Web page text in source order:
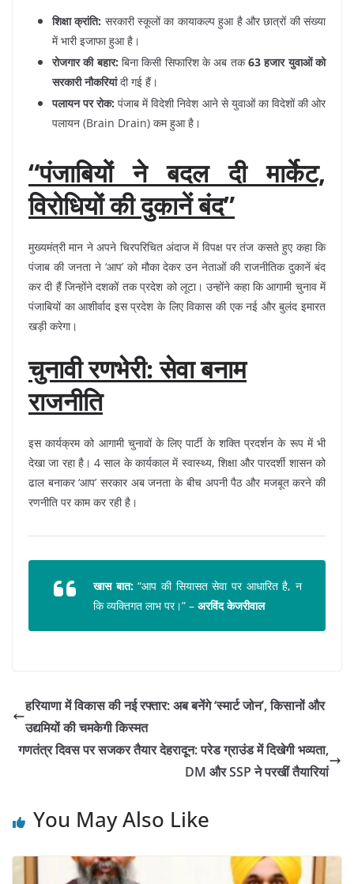
शिक्षा क्रांति: सरकारी स्कूलों का कायाकल्प हुआ है और छात्रों की संख्या
में भारी इजाफा हुआ है।
रोजगार की बहार: बिना किसी सिफारिश के अब तक63 हजार युवाओं को
सरकारी नौकरियांदी गई हैं।
पलायन पर रोक: पंजाब में विदेशी निवेश आने से युवाओं का विदेशों की ओर
पलायन (Brain Drain) कम हुआ है।
“पंजाबियों ने बदल दी मार्केट,
विरोधियों की दुकानें बंद”
मुख्यमंत्री मान ने अपने चिरपरिचित अंदाज में विपक्ष पर तंज कसते हुए कहा कि
पंजाब की जनता ने ‘आप’ को मौका देकर उन नेताओं की राजनीतिक दुकानें बंद
कर दी हैं जिन्होंने दशकों तक प्रदेश को लूटा। उन्होंने कहा कि आगामी चुनाव में
पंजाबियों का आशीर्वाद इस प्रदेश के लिए विकास की एक नई और बुलंद इमारत
खड़ी करेगा।
चुनावी रणभेरी: सेवा बनाम
राजनीति
इस कार्यक्रम को आगामी चुनावों के लिए पार्टी के शक्ति प्रदर्शन के रूप में भी
देखा जा रहा है। 4 साल के कार्यकाल में स्वास्थ्य, शिक्षा और पारदर्शी शासन को
ढाल बनाकर ‘आप’ सरकार अब जनता के बीच अपनी पैठ और मजबूत करने की
रणनीति पर काम कर रही है।
खास बात:“आप की सियासत सेवा पर आधारित है, न
कि व्यक्तिगत लाभ पर।” – अरविंद केजरीवाल
हरियाणा में विकास की नई रफ्तार: अब बनेंगे ‘स्मार्ट जोन’, किसानों और
उद्यमियों की चमकेगी किस्मत
गणतंत्र दिवस पर सजकर तैयार देहरादून: परेड ग्राउंड में दिखेगी भव्यता,
DM और SSP ने परखीं तैयारियां
You May Also Like